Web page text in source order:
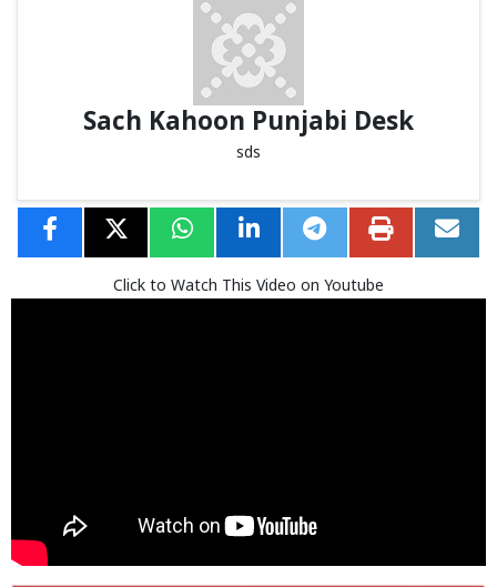
Sach Kahoon Punjabi Desk
sds
Click to Watch This Video on Youtube